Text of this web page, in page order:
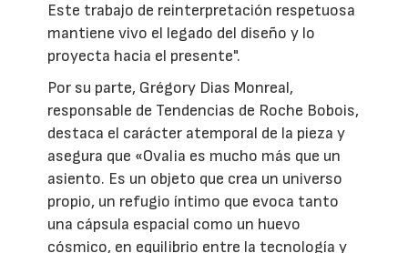
Este trabajo de reinterpretación respetuosa
mantiene vivo el legado del diseño y lo
proyecta hacia el presente".
Por su parte, Grégory Dias Monreal,
responsable de Tendencias de Roche Bobois,
destaca el carácter atemporal de la pieza y
asegura que «Ovalia es mucho más que un
asiento. Es un objeto que crea un universo
propio, un refugio íntimo que evoca tanto
una cápsula espacial como un huevo
cósmico, en equilibrio entre la tecnología y